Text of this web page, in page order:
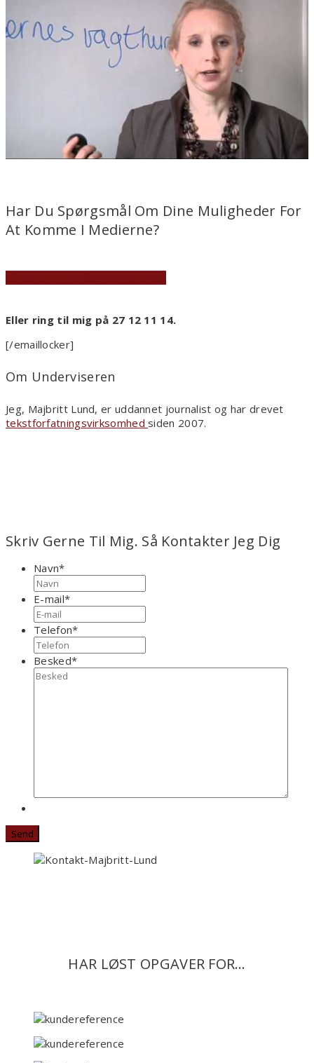
Har Du Spørgsmål Om Dine Muligheder For
At Komme I Medierne?
Eller ring til mig på 27 12 11 14.
[/emaillocker]
Om Underviseren
Jeg, Majbritt Lund, er uddannet journalist og har drevet
tekstforfatningsvirksomhedsiden 2007.
Skriv Gerne Til Mig. Så Kontakter Jeg Dig
Navn*
E-mail*
Telefon*
Besked*
HAR LØST OPGAVER FOR…